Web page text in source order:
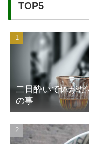
TOP5
二日酔いで体が
の事